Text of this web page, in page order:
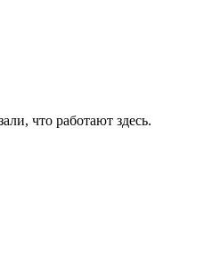
что работают здесь.